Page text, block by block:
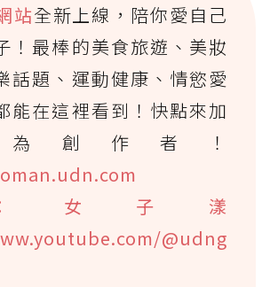
站全新上線，陪你愛自己
！最棒的美食旅遊、美妝
話題、運動健康、情慾愛
能在這裡看到！快點來加
創作者！
女子漾
@udng